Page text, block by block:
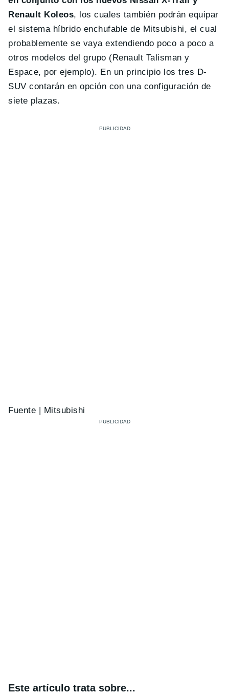
Renault Koleos, los cuales también podrán equipar
el sistema híbrido enchufable de Mitsubishi, el cual
probablemente se vaya extendiendo poco a poco a
otros modelos del grupo (Renault Talisman y
Espace, por ejemplo). En un principio los tres D-
SUV contarán en opción con una configuración de
siete plazas.
Fuente | Mitsubishi
Este artículo trata sobre...